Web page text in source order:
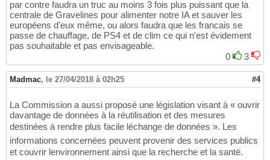
par contre faudra un truc au moins 3 fois plus puissant que la
centrale de Gravelines pour alimenter notre IA et sauver les
européens d'eux même, ou alors faudra que les francais se
passe de chauffage, de PS4 et de clim ce qui n'est évidement
pas souhaitable et pas envisageable.
0
3
Madmac, le 27/04/2018 à 02h25 #4
La Commission a aussi proposé une législation visant à « ouvrir
davantage de données à la réutilisation et des mesures
destinées à rendre plus facile léchange de données ». Les
informations concernées peuvent provenir des services publics
et couvrir lenvironnement ainsi que la recherche et la santé.